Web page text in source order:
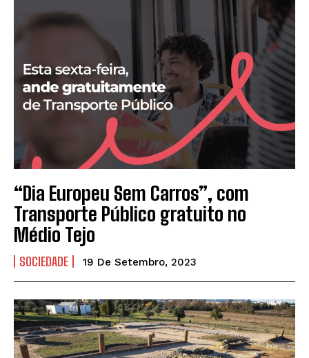
“Dia Europeu Sem Carros”, com
Transporte Público gratuito no
Médio Tejo
SOCIEDADE 19 De Setembro, 2023